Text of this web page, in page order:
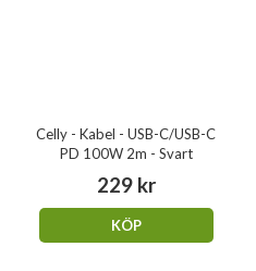
Celly - Kabel - USB-C/USB-C
PD 100W 2m - Svart
229 kr
KÖP